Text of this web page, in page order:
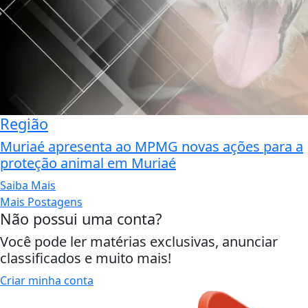
Região
Muriaé apresenta ao MPMG novas ações para a
proteção animal em Muriaé
Saiba Mais
Mais Postagens
Não possui uma conta?
Você pode ler matérias exclusivas, anunciar
classificados e muito mais!
Criar minha conta